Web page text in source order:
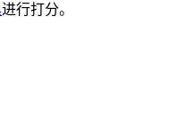
进行打分。